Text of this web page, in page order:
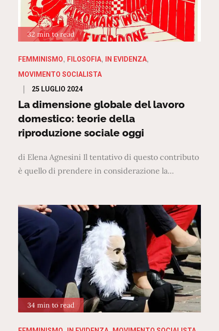
32 min to read
FEMMINISMO FILOSOFIA
IN EVIDENZA
MOVIMENTO SOCIALISTA
Posted
on
25 LUGLIO 2024
La dimensione globale del lavoro
domestico: teorie della
riproduzione sociale oggi
di Elena Agnesini Il tentativo di questo contributo
è quello di prendere in considerazione la…
34 min to read